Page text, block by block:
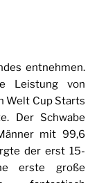
entnehmen.
Leistung von
Welt Cup Starts
Der Schwabe
mit 99,6
der erst 15-
erste große